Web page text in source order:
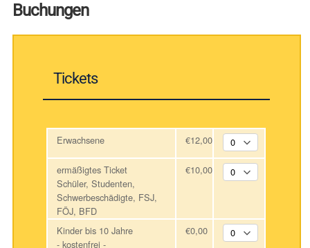
Buchungen
Tickets
Erwachsene €12,00
ermäßigtes Ticket
Schüler, Studenten,
Schwerbeschädigte, FSJ,
FÖJ, BFD
€10,00
Kinder bis 10 Jahre
- kostenfrei -
€0,00